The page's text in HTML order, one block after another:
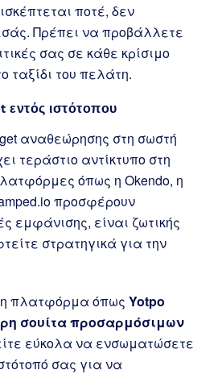
ποτέ, δεν
Πρέπει να προβάλλετε
σας σε κάθε κρίσιμο
ταξίδι του πελάτη.
εντός ιστότοπου
αναθεώρησης στη σωστή
τεράστιο αντίκτυπο στη
όπως η Okendo, η
προσφέρουν
εμφάνισης, είναι ζωτικής
στρατηγικά για την
πλατφόρμα όπως Yotpo
σουίτα προσαρμόσιμων
εύκολα να ενσωματώσετε
σας για να